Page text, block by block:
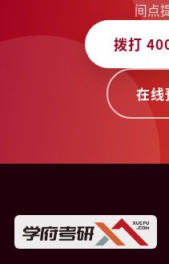
间点
拨打
在线